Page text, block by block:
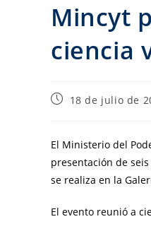
Mincyt
ciencia
18 de julio de
El Ministerio del
presentación de
se realiza en la
El evento reunió a